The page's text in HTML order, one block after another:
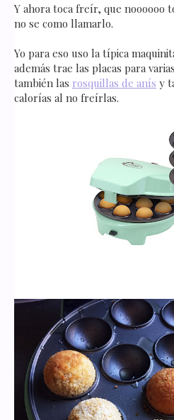
Y ahora toca freír, que noooooo
no se como llamarlo.
Yo para eso uso la típica
además trae las placas para
también las rosquillas de anís y
calorías al no freírlas.